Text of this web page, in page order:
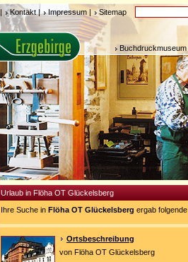
| Kontakt | Impressum | Sitemap
Urlaub in Flöha OT Glückelsberg
Ihre Suche in Flöha OT Glückelsberg ergab
Ortsbeschreibung
von Flöha OT Glückelsberg